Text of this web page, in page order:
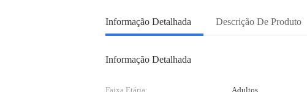
Informação Detalhada Descrição De Produto
Informação Detalhada
Faixa Etária: Adultos